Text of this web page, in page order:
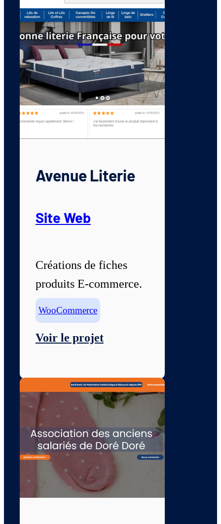
Avenue Literie
Site Web
Créations de fiches
produits E-commerce.
WooCommerce
Voir le projet